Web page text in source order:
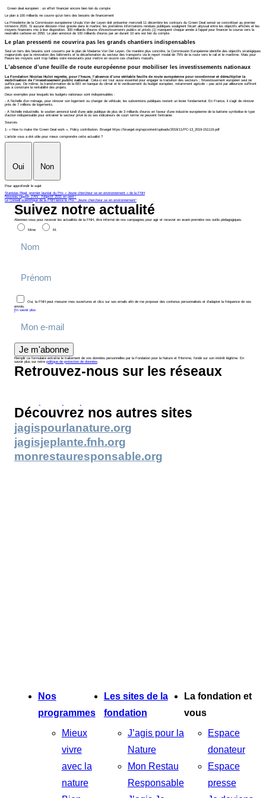
Green deal européen : un effort financier encore bien loin du compte
Le plan à 100 milliards ne couvre qu’un tiers des besoins de financement
La Présidente de la Commission européenne Ursula Von der Leyen doit présenter mercredi 11 décembre les contours du Green Deal sensé se concrétiser au premier
trimestre 2020. Si aucune décision n’est gravée dans le marbre, les premières informations rendues publiques soulignent l’écart abyssal entre les objectifs affichés et les
moyens financiers mis à leur disposition. 300 milliards d’euros d’investissements publics et privés (1)manquent chaque année à l’appel pour financer la course vers la
neutralité carbone en 2050. Le plan annoncé de 100 milliards d’euros par an durant 10 ans est loin du compte.
Le plan pressenti ne couvrira pas les grands chantiers indispensables
Seul un tiers des besoins sont couverts par le plan de Madame Von Der Leyen. De manière plus concrète, la Commission Européenne identifie des objectifs stratégiques
majeurstels que la rénovation des bâtiments et la décarbonation du secteur des transports via le report modal de 75% de la route vers le rail et le maritime. Mais pour
l’heure les moyens sont trop faibles voire inexistants pour mettre en œuvre ces chantiers massifs.
L’absence d’une feuille de route européenne pour mobiliser les investissements nationaux
La Fondation Nicolas Hulot regrette, pour l’heure, l’absence d’une véritable feuille de route européenne pour coordonner et démultiplier la
mobilisation de l’investissement public national . Celui-ci est tout aussi essentiel pour engager la transition des secteurs ; l’investissement européen seul ne
suffira pas. De même, la transformation de la BEI en banque du climat et le verdissement du budget européen, notamment agricole – pas acté par ailleursne suffiront
pas à construire la rentabilité des projets.
Deux exemples pour lesquels les budgets nationaux sont indispensables :
- A l’échelle d’un ménage, pour rénover son logement ou changer de véhicule, les subventions publiques restent un levier fondamental. En France, il s’agit de rénover
près de 7 millions de logements.
- A l’échelle industrielle, le soutien annoncé lundi d’une aide publique de plus de 3 milliards d’euros en faveur d’une industrie européenne de la batterie symbolise le type
d’action indispensable pour entrainer le secteur privé là où ses indicateurs de court terme ne peuvent l’entrainer.
Sources
1- « How to make the Green Deal work », Policy contribution, Bruegel https://bruegel.org/wpcontent/uploads/2019/11/PC-13_2019-151119.pdf
L'article vous a été utile pour mieux comprendre cette actualité ?
Oui Non
Pour approfondir le sujet
Stanislas Rigal, premier lauréat du Prix « Jeune chercheur·se en environnement » de la FNH
Nouveau rapport ZAN : l'objectif 2031 en péril !
Le Conseil scientifique de la FNH lance le Prix " Jeune chercheur.se en environnement"
Suivez notre actualité
Abonnez-vous pour recevoir les actualités de la FNH, être informé de nos campagnes pour agir et recevoir en avant-première nos outils pédagogiques.
Mme M.
Oui, la FNH peut mesurer mes ouvertures et clics sur ses emails afin de me proposer des contenus personnalisés et d’adapter la fréquence de ses
envois.
En savoir plus
Je m'abonne
Remplir ce formulaire entraîne le traitement de vos données personnelles par la Fondation pour la Nature et l’Homme, fondé sur son intérêt légitime. En
savoir plus sur notre politique de protection de données.
Retrouvez-nous sur les réseaux
Découvrez nos autres sites
jagispourlanature.org
jagisjeplante.fnh.org
monrestauresponsable.org
Nos
programmes
Mieux
vivre
avec la
nature
Les sites de la
fondation
J’agis pour la
Nature
Mon Restau
Responsable
La fondation et
vous
Espace
donateur
Espace
presse